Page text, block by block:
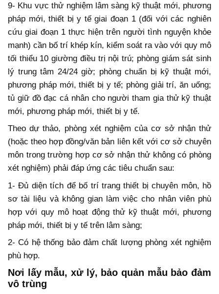
9- Khu vực thử nghiệm lâm sàng kỹ thuật mới, phương
pháp mới, thiết bị y tế giai đoạn 1 (đối với các nghiên
cứu giai đoạn 1 thực hiện trên người tình nguyện khỏe
mạnh) cần bố trí khép kín, kiểm soát ra vào với quy mô
tối thiểu 10 giường điều trị nội trú; phòng giám sát sinh
lý trung tâm 24/24 giờ; phòng chuẩn bị kỹ thuật mới,
phương pháp mới, thiết bị y tế; phòng giải trí, ăn uống;
tủ giữ đồ đạc cá nhân cho người tham gia thử kỹ thuật
mới, phương pháp mới, thiết bị y tế.
Theo dự thảo, phòng xét nghiệm của cơ sở nhận thử
(hoặc theo hợp đồng/văn bản liên kết với cơ sở chuyên
môn trong trường hợp cơ sở nhận thử không có phòng
xét nghiệm) phải đáp ứng các tiêu chuẩn sau:
1- Đủ diện tích để bố trí trang thiết bị chuyên môn, hồ
sơ tài liệu và không gian làm việc cho nhân viên phù
hợp với quy mô hoạt động thử kỹ thuật mới, phương
pháp mới, thiết bị y tế trên lâm sàng;
2- Có hệ thống bảo đảm chất lượng phòng xét nghiệm
phù hợp.
Nơi lấy mẫu, xử lý, bảo quản mẫu bảo đảm
vô trùng